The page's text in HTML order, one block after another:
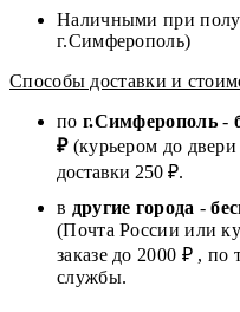
Наличными при
г.Симферополь)
Способы доставки и
по г.Симферополь-
₽(курьером до двери
доставки 250 ₽.
в другие города -
(Почта России или
заказе до 2000 ₽ ,
службы.